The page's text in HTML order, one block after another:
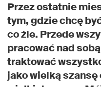
Przez ostatnie
tym, gdzie chcę
co źle. Przede
pracować nad
traktować
jako wielką szansę